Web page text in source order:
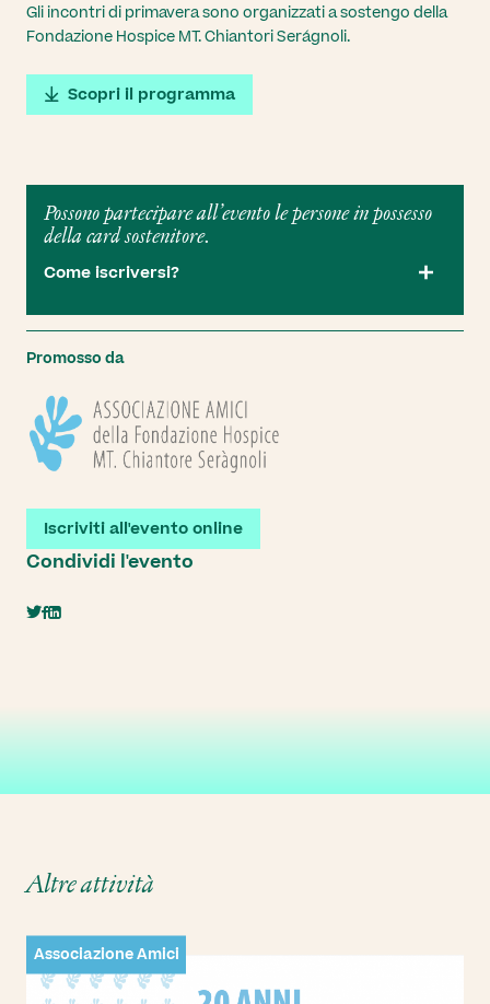
Gli incontri di primavera sono organizzati a sostengo della
Fondazione Hospice MT. Chiantori Serágnoli.
Scopri il programma
Possono partecipare all’evento le persone in possesso
della card sostenitore.
Come iscriversi?
Singoli sostenitori
Promosso da
Iscriviti all'evento online
Condividi l'evento
Altre attività
Associazione Amici